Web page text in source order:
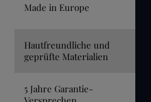
Made in Europe
Hautfreundliche und
geprüfte Materialien
5 Jahre Garantie-